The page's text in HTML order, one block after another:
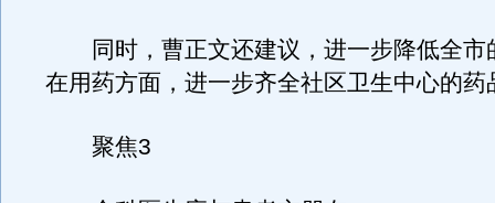
同时，曹正文还建议，进一步降低全市
在用药方面，进一步齐全社区卫生中心的药
聚焦3